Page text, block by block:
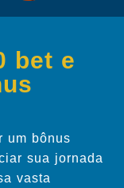
bet e
um bônus
sua jornada
vasta